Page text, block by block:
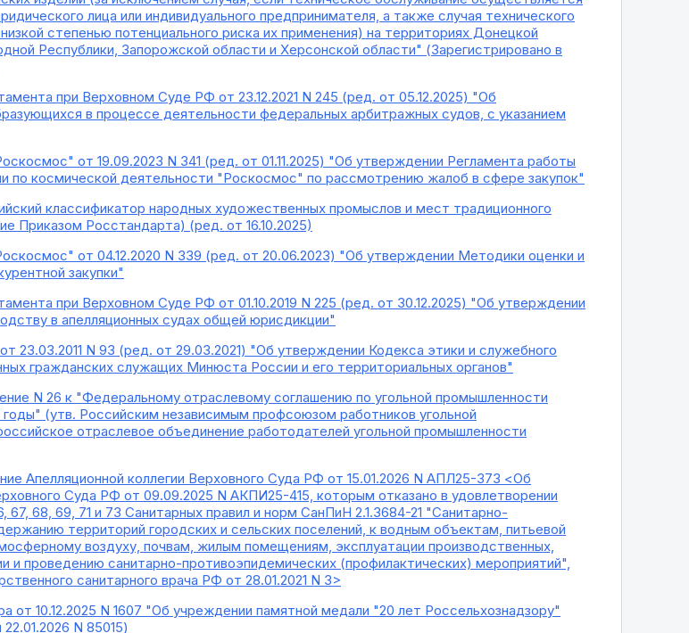
лица или индивидуального предпринимателя, а также случая технического
степенью потенциального риска их применения) на территориях Донецкой
Республики, Запорожской области и Херсонской области" (Зарегистрировано в
при Верховном Суде РФ от 23.12.2021 N 245 (ред. от 05.12.2025) "Об
в процессе деятельности федеральных арбитражных судов, с указанием
от 19.09.2023 N 341 (ред. от 01.11.2025) "Об утверждении Регламента работы
по космической деятельности "Роскосмос" по рассмотрению жалоб в сфере закупок"
классификатор народных художественных промыслов и мест традиционного
Приказом Росстандарта) (ред. от 16.10.2025)
от 04.12.2020 N 339 (ред. от 20.06.2023) "Об утверждении Методики оценки и
закупки"
при Верховном Суде РФ от 01.10.2019 N 225 (ред. от 30.12.2025) "Об утверждении
в апелляционных судах общей юрисдикции"
23.03.2011 N 93 (ред. от 29.03.2021) "Об утверждении Кодекса этики и служебного
гражданских служащих Минюста России и его территориальных органов"
N 26 к "Федеральному отраслевому соглашению по угольной промышленности
(утв. Российским независимым профсоюзом работников угольной
отраслевое объединение работодателей угольной промышленности
Апелляционной коллегии Верховного Суда РФ от 15.01.2026 N АПЛ25-373 <Об
Суда РФ от 09.09.2025 N АКПИ25-415, которым отказано в удовлетворении
67, 68, 69, 71 и 73 Санитарных правил и норм СанПиН 2.1.3684-21 "Санитарно-
территорий городских и сельских поселений, к водным объектам, питьевой
воздуху, почвам, жилым помещениям, эксплуатации производственных,
и проведению санитарно-противоэпидемических (профилактических) мероприятий",
санитарного врача РФ от 28.01.2021 N 3>
от 10.12.2025 N 1607 "Об учреждении памятной медали "20 лет Россельхознадзору"
N 85015)